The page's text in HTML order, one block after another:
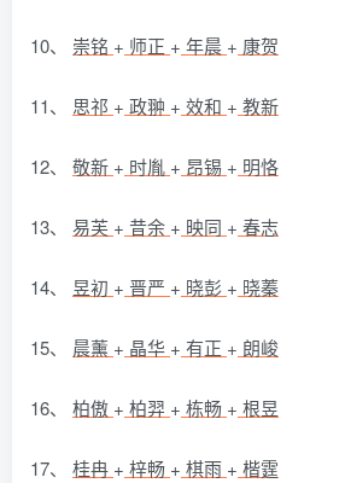
10、 崇铭 + 师正 + 年晨 + 康贺
11、 思祁 + 政翀 + 效和 + 教新
12、 敬新 + 时胤 + 昂锡 + 明恪
13、 易芙 + 昔余 + 映同 + 春志
14、 昱初 + 晋严 + 晓彭 + 晓蓁
15、 晨薰 + 晶华 + 有正 + 朗峻
16、 柏傲 + 柏羿 + 栋畅 + 根昱
17、 桂冉 + 梓畅 + 棋雨 + 楷霆